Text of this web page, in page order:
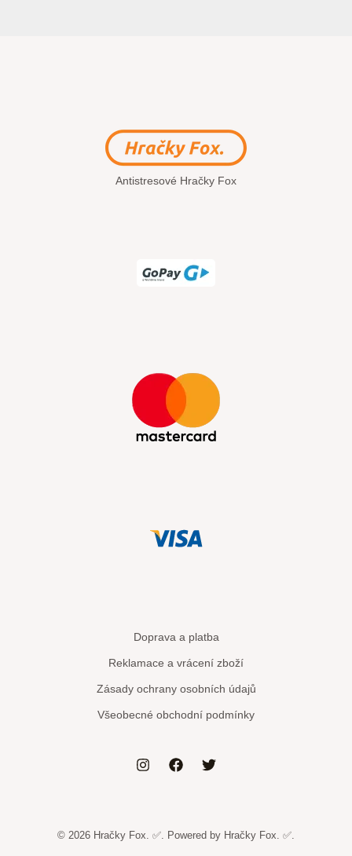
Antistresové Hračky Fox
Doprava a platba
Reklamace a vrácení zboží
Zásady ochrany osobních údajů
Všeobecné obchodní podmínky
© 2026 Hračky Fox. ✅. Powered by Hračky Fox. ✅.